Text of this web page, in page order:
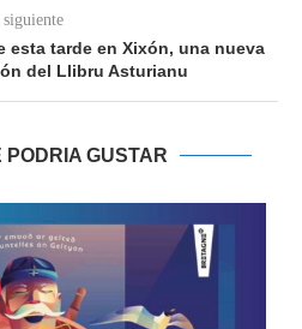
siguiente
esta tarde en Xixón, una nueva
del Llibru Asturianu
PODRIA GUSTAR